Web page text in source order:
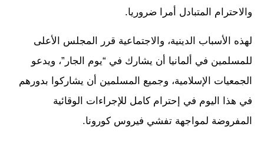
والاحترام المتبادل أمرا ضروريا.
لهذه الأسباب الدينية، والاجتماعية قرر المجلس الأعلى
للمسلمين في ألمانيا أن يشارك في “يوم الجار”، ويدعو
الجمعيات الإسلامية، وجميع المسلمين أن يشاركوا بدورهم
في هذا اليوم في إحترام كامل للإجراءات الوقائية
المفروضة لمواجهة تفشي فيروس كورونا.